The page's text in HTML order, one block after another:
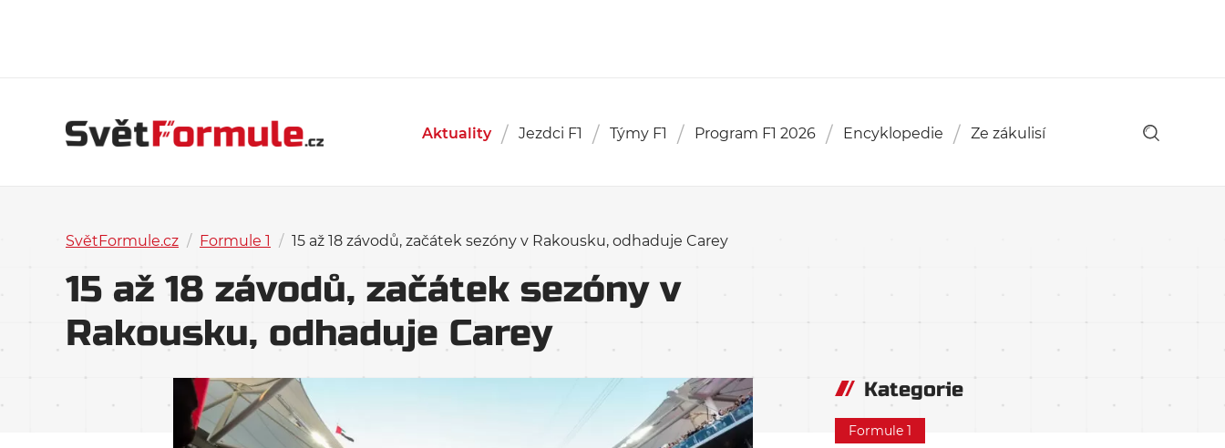
Aktuality Jezdci F1 Týmy F1 Program F1 2026 Encyklopedie Ze zákulisí
SvětFormule.cz / Formule 1 / 15 až 18 závodů, začátek sezóny v Rakousku, odhaduje Carey
15 až 18 závodů, začátek sezóny v
Rakousku, odhaduje Carey
Kategorie
Formule 1